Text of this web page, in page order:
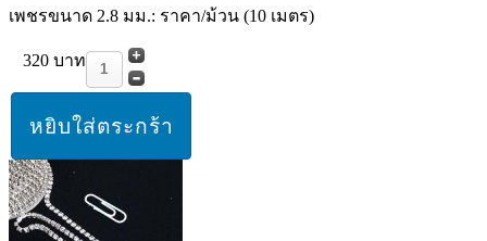
เพชรขนาด 2.8 มม.: ราคา/ม้วน (10 เมตร)
320 บาท